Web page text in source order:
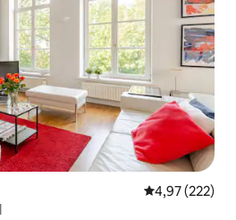
4,97 de uma
4,97 (222)